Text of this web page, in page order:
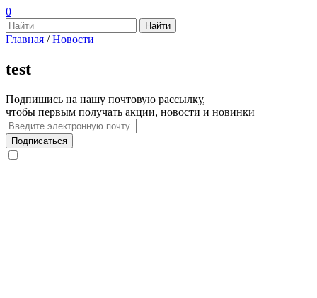
0
Главная / Новости
test
Подпишись на нашу почтовую рассылку,
чтобы первым получать акции, новости и новинки
Подписаться